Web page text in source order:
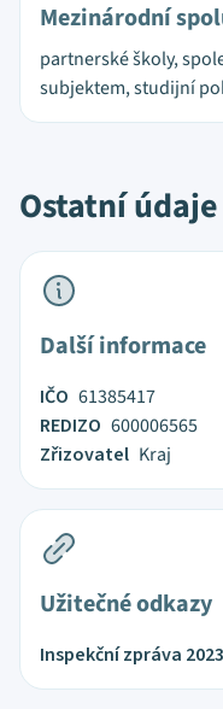
Mezinárodní
partnerské školy,
subjektem, studijní
Ostatní údaje
Další informace
IČO 61385417
REDIZO 600006565
Zřizovatel Kraj
Užitečné odkazy
Inspekční zpráva